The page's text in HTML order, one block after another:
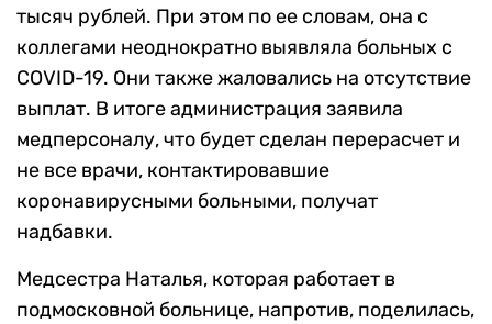
тысяч рублей. При этом по ее словам, она с
коллегами неоднократно выявляла больных с
COVID-19. Они также жаловались на отсутствие
выплат. В итоге администрация заявила
медперсоналу, что будет сделан перерасчет и
не все врачи, контактировавшие
коронавирусными больными, получат
надбавки.
Медсестра Наталья, которая работает в
подмосковной больнице, напротив, поделилась,